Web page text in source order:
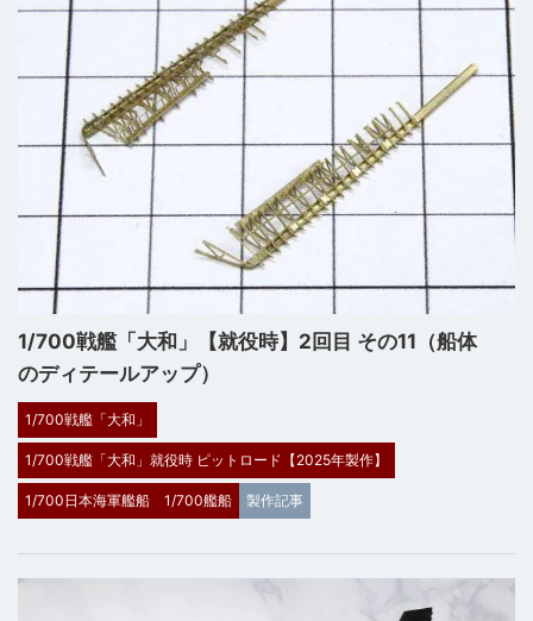
1/700戦艦「大和」【就役時】2回目 その11（船体
のディテールアップ）
1/700戦艦「大和」
1/700戦艦「大和」就役時 ピットロード【2025年製作】
1/700日本海軍艦船 1/700艦船 製作記事